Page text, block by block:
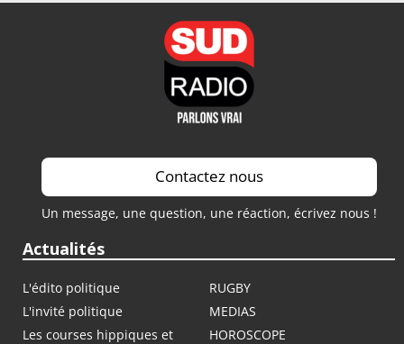
Contactez nous
Un message, une question, une réaction, écrivez nous !
Actualités
L'édito politique
RUGBY
L'invité politique
MEDIAS
Les courses hippiques et
HOROSCOPE